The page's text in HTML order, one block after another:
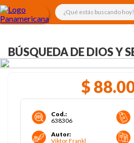
¿Qué estás buscando
BÚSQUEDA DE DIOS Y
$ 88.
Cod.:
638306
Autor:
Viktor Frankl